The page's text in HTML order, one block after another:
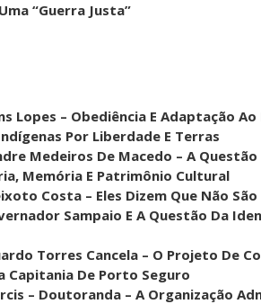
“Guerra Justa”
Lopes – Obediência E Adaptação
Por Liberdade E Terras
Medeiros De Macedo – A
Memória E Patrimônio Cultural
Costa – Eles Dizem Que Não
Sampaio E A Questão Da
Torres Cancela – O Projeto De
Capitania De Porto Seguro
– Doutoranda – A Organização